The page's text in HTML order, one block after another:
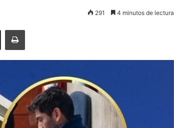
291 4 minutos de lectura
Enviar vía email Imprimir